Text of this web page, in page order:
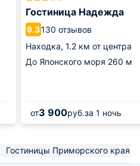
Гостиница Надежда
9.3130 отзывов
Находка, 1.2 км от центра
До Японского моря 260 м
от3 900руб.за 1 ночь
Гостиницы Приморского края